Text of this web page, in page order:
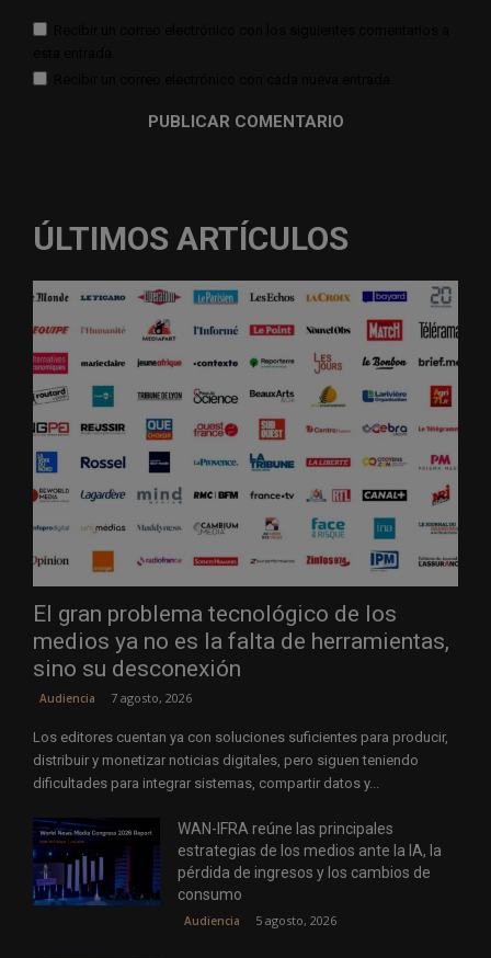
ÚLTIMOS ARTÍCULOS
El gran problema tecnológico de los
medios ya no es la falta de herramientas,
sino su desconexión
Audiencia 7 agosto, 2026
Los editores cuentan ya con soluciones suficientes para producir,
distribuir y monetizar noticias digitales, pero siguen teniendo
dificultades para integrar sistemas, compartir datos y...
WAN-IFRA reúne las principales
estrategias de los medios ante la IA, la
pérdida de ingresos y los cambios de
consumo
Audiencia 5 agosto, 2026